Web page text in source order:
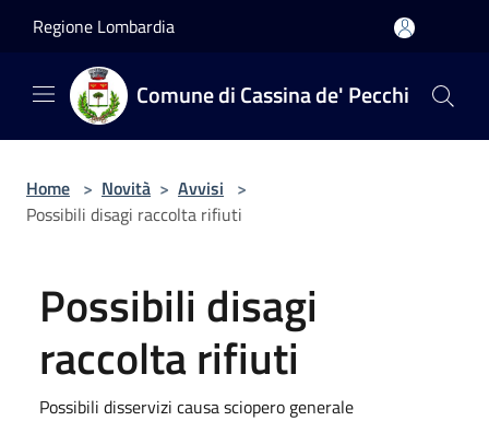
Regione Lombardia
Comune di Cassina de' Pecchi
Home > Novità > Avvisi >
Possibili disagi raccolta rifiuti
Possibili disagi
raccolta rifiuti
Possibili disservizi causa sciopero generale